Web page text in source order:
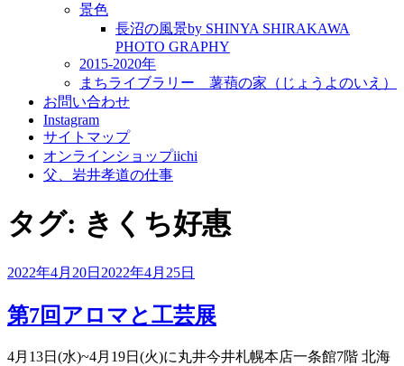
景色
長沼の風景by SHINYA SHIRAKAWA
PHOTO GRAPHY
2015-2020年
まちライブラリー 薯蕷の家（じょうよのいえ）
お問い合わせ
Instagram
サイトマップ
オンラインショップiichi
父、岩井孝道の仕事
タグ: きくち好惠
投
日:
2022年4月20日 2022年4月25日
第7回アロマと工芸展
4月13日(水)~4月19日(火)に丸井今井札幌本店一条館7階 北海